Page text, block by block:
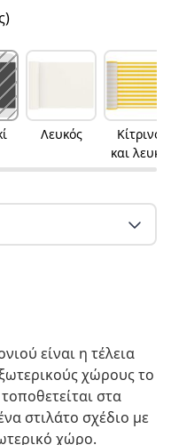
Λευκός
Κίτρινο
και λευκό
είναι η τέλεια
χώρους το
στα
στιλάτο σχέδιο με
χώρο.